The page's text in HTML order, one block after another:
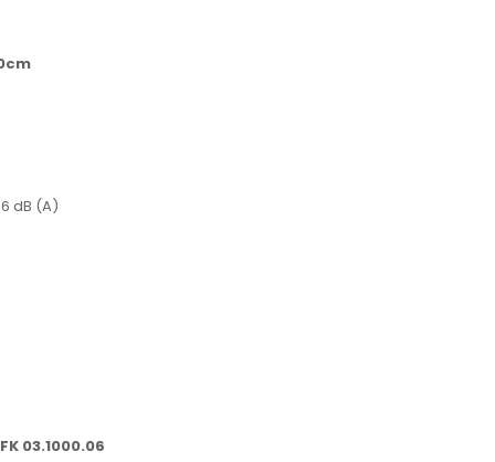
dB (A)
03.1000.06